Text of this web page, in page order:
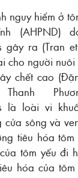
nguy hiểm ở
(AHPND)
gây ra (Tran
cho người
chết cao
là loài vi
cửa sông và
tiêu hóa
tôm yếu đi
hóa của tôm